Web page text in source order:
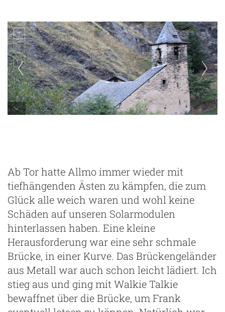
Ab Tor hatte Allmo immer wieder mit
tiefhängenden Ästen zu kämpfen, die zum
Glück alle weich waren und wohl keine
Schäden auf unseren Solarmodulen
hinterlassen haben. Eine kleine
Herausforderung war eine sehr schmale
Brücke, in einer Kurve. Das Brückengeländer
aus Metall war auch schon leicht lädiert. Ich
stieg aus und ging mit Walkie Talkie
bewaffnet über die Brücke, um Frank